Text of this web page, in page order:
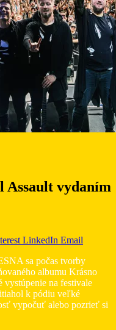
Assault vydaním
LinkedIn Email
sa počas tvorby
albumu Krásno
na festivale
k pódiu veľké
vypočuť alebo pozrieť si